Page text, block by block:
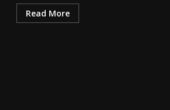
Read More